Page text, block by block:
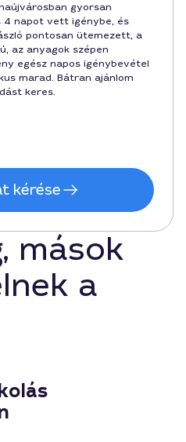
gyorsan
4 napot vett igénybe, és
pontosan ütemezett, a
az anyagok szépen
egész napos igénybevétel
marad. Bátran ajánlom
keres.
kérése
mások
a